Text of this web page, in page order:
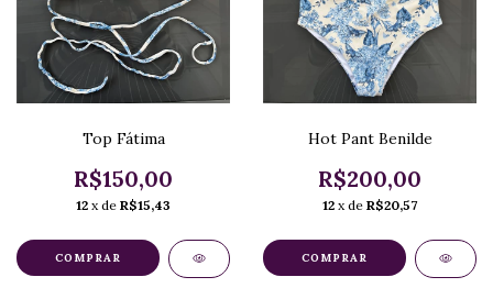
Top Fátima
R$150,00
12 x de R$15,43
COMPRAR
Hot Pant Benilde
R$200,00
12 x de R$20,57
COMPRAR